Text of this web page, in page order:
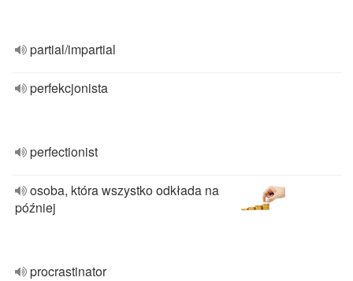
partial/impartial
perfekcjonista
perfectionist
osoba, która wszystko odkłada na
później
procrastinator